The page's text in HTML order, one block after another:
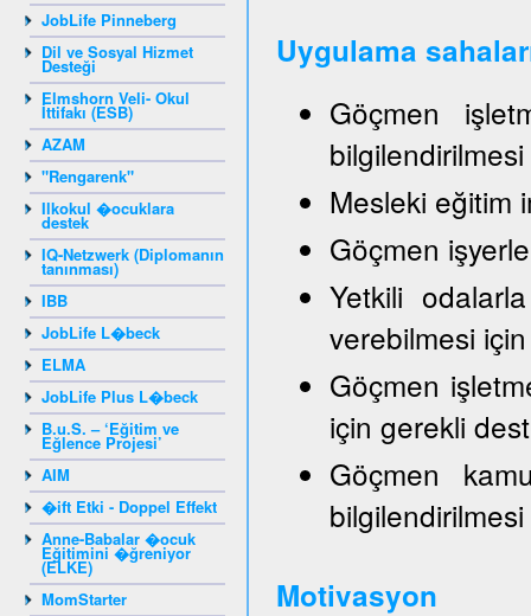
JobLife Pinneberg
Dil ve Sosyal Hizmet
Desteği
Elmshorn Veli- Okul
İttifakı (ESB)
AZAM
"Rengarenk"
Ilkokul �ocuklara
destek
IQ-Netzwerk (Diplomanın
tanınması)
IBB
JobLife L�beck
ELMA
JobLife Plus L�beck
B.u.S. – ‘Eğitim ve
Eğlence Projesi’
AIM
�ift Etki - Doppel Effekt
Anne-Babalar �ocuk
Eğitimini �ğreniyor
(ELKE)
MomStarter
Uygulama
Göçmen
bilgilendirilmesi
Mesleki eğitim
Göçmen
Yetkili
verebilmesi
Göçmen
için gerekli
Göçmen
bilgilendirilmesi
Motivasyon